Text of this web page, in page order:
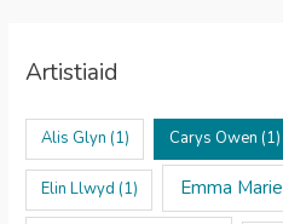
Artistiaid
Alis Glyn (1) Carys Owen (1)
Elin Llwyd (1) Emma Marie